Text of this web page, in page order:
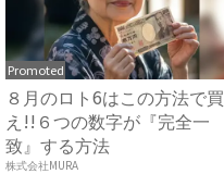
Promoted
８月のロト6はこの方法で買
え!!６つの数字が『完全一
致』する方法
株式会社MURA